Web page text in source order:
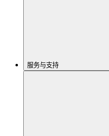
服务与支持